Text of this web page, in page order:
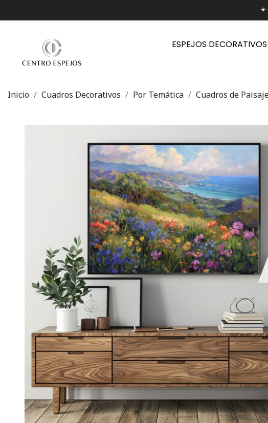
☀️
ESPEJOS DECORATIVOS
Inicio Cuadros Decorativos Por Temática Cuadros de